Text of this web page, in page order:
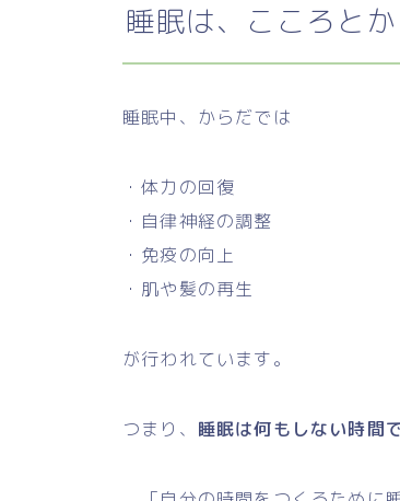
睡眠は、こころと
睡眠中、からだでは
・体力の回復
・自律神経の調整
・免疫の向上
・肌や髪の再生
が行われています。
つまり、 睡眠は何もしない時間